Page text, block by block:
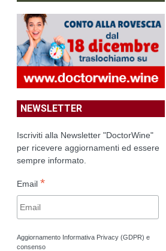
NEWSLETTER
Iscriviti alla Newsletter "DoctorWine"
per ricevere aggiornamenti ed essere
sempre informato.
Email *
Aggiornamento Informativa Privacy (GDPR) e
consenso